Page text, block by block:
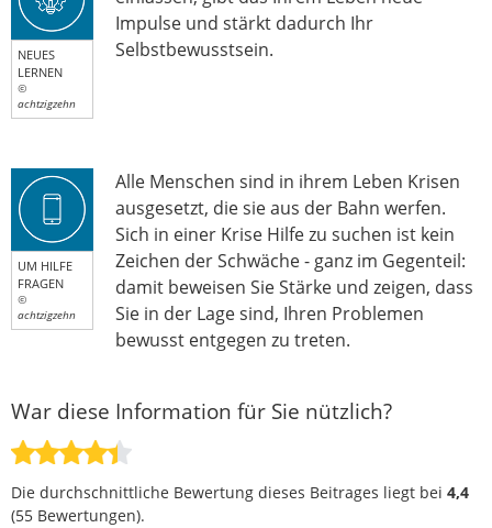
NEUES
LERNEN
©
achtzigzehn
Impulse und stärkt dadurch Ihr
Selbstbewusstsein.
UM HILFE
FRAGEN
©
achtzigzehn
Alle Menschen sind in ihrem Leben Krisen
ausgesetzt, die sie aus der Bahn werfen.
Sich in einer Krise Hilfe zu suchen ist kein
Zeichen der Schwäche - ganz im Gegenteil:
damit beweisen Sie Stärke und zeigen, dass
Sie in der Lage sind, Ihren Problemen
bewusst entgegen zu treten.
War diese Information für Sie nützlich?
Die durchschnittliche Bewertung dieses Beitrages liegt bei 4,4
(55 Bewertungen).